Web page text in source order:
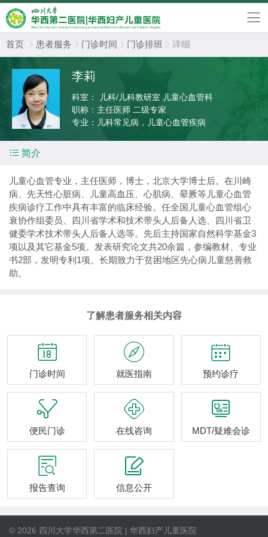
首页  患者服务  门诊时间  门诊排班  详细
李莉
科室：
儿科/儿科教研室 儿童心血管科
职称： 主任医师 二级专家
专业： 儿科常见病，儿童心血管疾病
 简介
儿童心血管专业，主任医师，博士，北京大学博士后。在川崎
病、先天性心脏病、儿童高血压、心肌病、晕厥等儿童心血管
疾病诊疗工作中具有丰富的临床经验。任全国儿童心血管组心
衰协作组委员、四川省学术和技术带头人后备人选、四川省卫
健委学术技术带头人后备人选等。先后主持国家自然科学基金3
项以及其它基金5项。发表研究论文共20余篇，参编教材、专业
书2部，发明专利1项。长期致力于贫困地区先心病儿童慈善救
助。
了解患者服务相关内容

门诊时间

就医指南

预约诊疗

便民门诊

在线咨询

MDT/疑难会诊

报告查询

信息公开
© 2026 四川大学华西第二医院 | 华西妇产儿童医院